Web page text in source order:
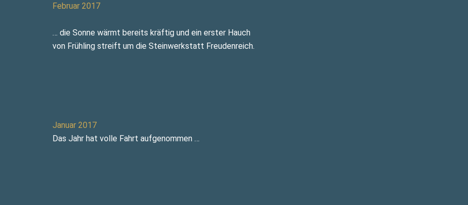
Februar 2017
… die Sonne wärmt bereits kräftig und ein erster Hauch
von Frühling streift um die Steinwerkstatt Freudenreich.
Januar 2017
Das Jahr hat volle Fahrt aufgenommen …